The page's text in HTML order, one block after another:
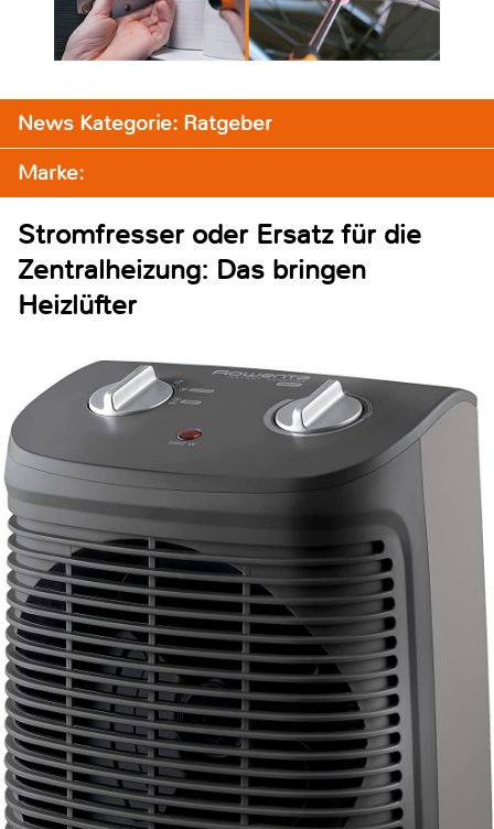
News Kategorie: Ratgeber
Marke:
Stromfresser oder Ersatz für die
Zentralheizung: Das bringen
Heizlüfter